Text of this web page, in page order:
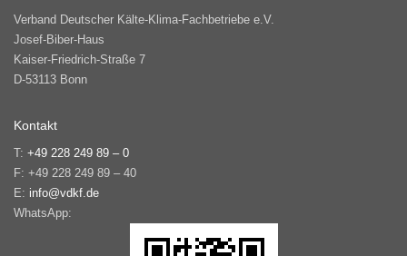
Verband Deutscher Kälte-Klima-Fachbetriebe e.V.
Josef-Biber-Haus
Kaiser-Friedrich-Straße 7
D-53113 Bonn
Kontakt
T: +49 228 249 89 – 0
F: +49 228 249 89 – 40
E: info@vdkf.de
WhatsApp: